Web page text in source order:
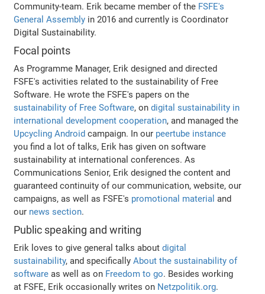
Community-team. Erik became member of the FSFE's
General Assembly in 2016 and currently is Coordinator
Digital Sustainability.
Focal points
As Programme Manager, Erik designed and directed
FSFE's activities related to the sustainability of Free
Software. He wrote the FSFE's papers on the
sustainability of Free Software, ondigital sustainability in
international development cooperation, and managed the
Upcycling Android campaign. In our peertube instance
you find a lot of talks, Erik has given on software
sustainability at international conferences. As
Communications Senior, Erik designed the content and
guaranteed continuity of our communication, website, our
campaigns, as well as FSFE's promotional material and
our news section.
Public speaking and writing
Erik loves to give general talks aboutdigital
sustainability, and specificallyAbout the sustainability of
software as well as on Freedom to go. Besides working
at FSFE, Erik occasionally writes on Netzpolitik.org.